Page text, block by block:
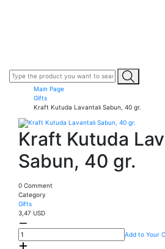
Main Page
Gifts
Kraft Kutuda Lavantalı Sabun, 40 gr.
Kraft Kutuda
Sabun, 40 gr.
0 Comment
Category
Gifts
3,47 USD
Add to Your